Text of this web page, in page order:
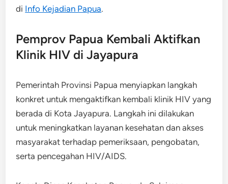
di Info Kejadian Papua.
Pemprov Papua Kembali Aktifkan
Klinik HIV di Jayapura
Pemerintah Provinsi Papua menyiapkan langkah
konkret untuk mengaktifkan kembali klinik HIV yang
berada di Kota Jayapura. Langkah ini dilakukan
untuk meningkatkan layanan kesehatan dan akses
masyarakat terhadap pemeriksaan, pengobatan,
serta pencegahan HIV/AIDS.